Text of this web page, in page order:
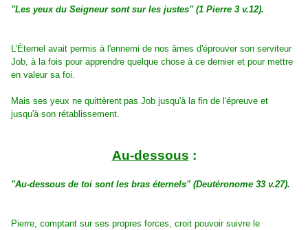
"Les yeux du Seigneur sont sur les justes" (1 Pierre 3 v.12).
L’Éternel avait permis à l'ennemi de nos âmes d'éprouver son serviteur
Job, à la fois pour apprendre quelque chose à ce dernier et pour mettre
en valeur sa foi.
Mais ses yeux ne quittèrent pas Job jusqu'à la fin de l'épreuve et
jusqu'à son rétablissement.
Au-dessous :
"Au-dessous de toi sont les bras éternels" (Deutéronome 33 v.27).
Pierre, comptant sur ses propres forces, croit pouvoir suivre le